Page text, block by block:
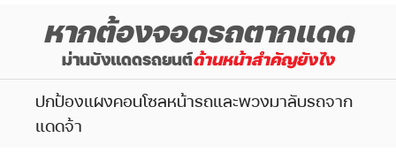
หากต้องจอดรถตากแดด
ม่านบังแดดรถยนต์ด้านหน้าสำคัญยังไง
ปกป้องแผงคอนโซลหน้ารถและพวงมาลับรถจาก
แดดจ้า